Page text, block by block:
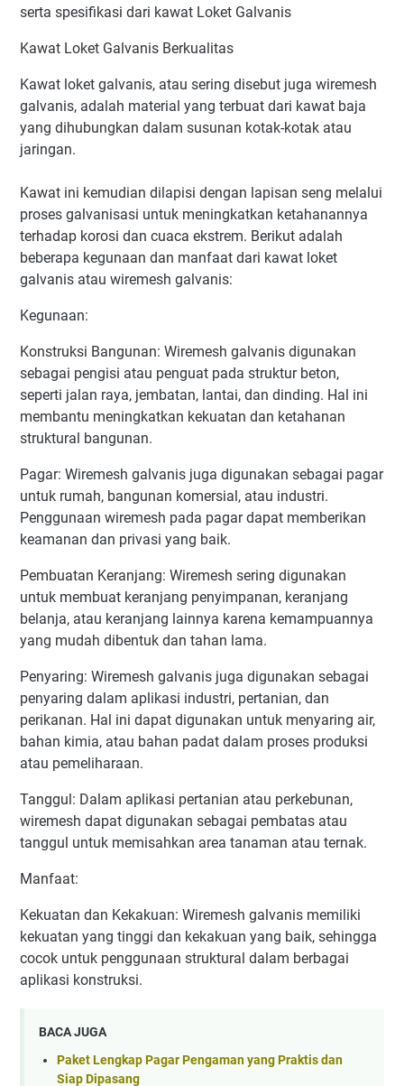
serta spesifikasi dari kawat Loket Galvanis
Kawat Loket Galvanis Berkualitas
Kawat loket galvanis, atau sering disebut juga wiremesh
galvanis, adalah material yang terbuat dari kawat baja
yang dihubungkan dalam susunan kotak-kotak atau
jaringan.
Kawat ini kemudian dilapisi dengan lapisan seng melalui
proses galvanisasi untuk meningkatkan ketahanannya
terhadap korosi dan cuaca ekstrem. Berikut adalah
beberapa kegunaan dan manfaat dari kawat loket
galvanis atau wiremesh galvanis:
Kegunaan:
Konstruksi Bangunan: Wiremesh galvanis digunakan
sebagai pengisi atau penguat pada struktur beton,
seperti jalan raya, jembatan, lantai, dan dinding. Hal ini
membantu meningkatkan kekuatan dan ketahanan
struktural bangunan.
Pagar: Wiremesh galvanis juga digunakan sebagai pagar
untuk rumah, bangunan komersial, atau industri.
Penggunaan wiremesh pada pagar dapat memberikan
keamanan dan privasi yang baik.
Pembuatan Keranjang: Wiremesh sering digunakan
untuk membuat keranjang penyimpanan, keranjang
belanja, atau keranjang lainnya karena kemampuannya
yang mudah dibentuk dan tahan lama.
Penyaring: Wiremesh galvanis juga digunakan sebagai
penyaring dalam aplikasi industri, pertanian, dan
perikanan. Hal ini dapat digunakan untuk menyaring air,
bahan kimia, atau bahan padat dalam proses produksi
atau pemeliharaan.
Tanggul: Dalam aplikasi pertanian atau perkebunan,
wiremesh dapat digunakan sebagai pembatas atau
tanggul untuk memisahkan area tanaman atau ternak.
Manfaat:
Kekuatan dan Kekakuan: Wiremesh galvanis memiliki
kekuatan yang tinggi dan kekakuan yang baik, sehingga
cocok untuk penggunaan struktural dalam berbagai
aplikasi konstruksi.
BACA JUGA
Paket Lengkap Pagar Pengaman yang Praktis dan
Siap Dipasang